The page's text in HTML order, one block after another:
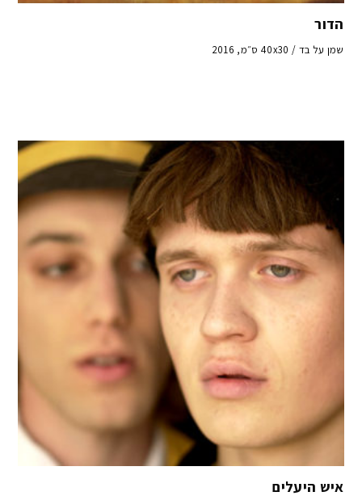
הדור
שמן על בד / 40x30 ס״מ, 2016
איש היעלים